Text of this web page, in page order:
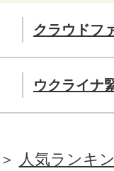
クラウドフ
ウクライナ
人気ランキ